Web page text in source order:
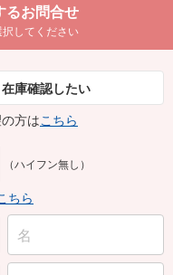
るお問合せ
してください
在庫確認したい
方はこちら
（ハイフン無し）
ちら